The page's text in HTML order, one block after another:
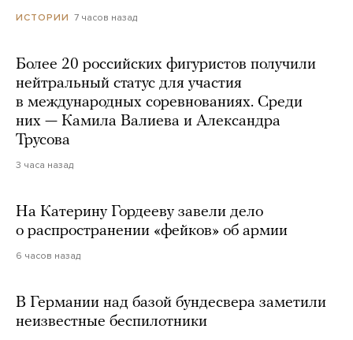
ИСТОРИИ 7 часов назад
Более 20 российских фигуристов получили
нейтральный статус для участия
в международных соревнованиях. Среди
них — Камила Валиева и Александра
Трусова
3 часа назад
На Катерину Гордееву завели дело
о распространении «фейков» об армии
6 часов назад
В Германии над базой бундесвера заметили
неизвестные беспилотники